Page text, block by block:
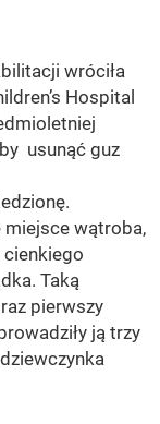
wróciła
Hospital
usunąć guz
miejsce wątroba,
Taką
pierwszy
ją trzy